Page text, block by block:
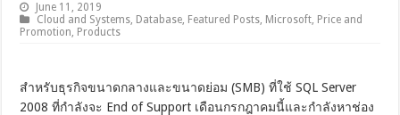
June 11, 2019
Cloud and Systems, Database, Featured Posts, Microsoft, Price and
Promotion, Products
สำหรับธุรกิจขนาดกลางและขนาดย่อม (SMB) ที่ใช้ SQL Server
2008 ที่กำลังจะ End of Support เดือนกรกฎาคมนี้และกำลังหาช่อง